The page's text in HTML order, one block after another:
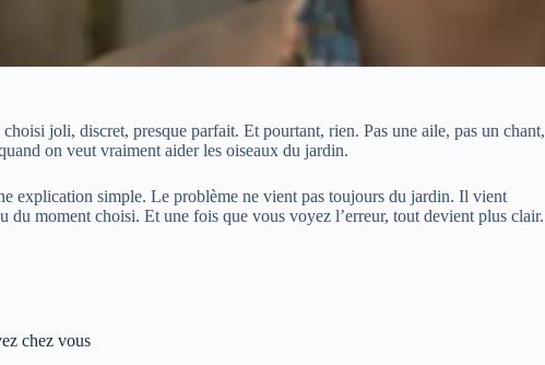
joli, discret, presque parfait. Et pourtant, rien. Pas une aile, pas un chant,
on veut vraiment aider les oiseaux du jardin.
explication simple. Le problème ne vient pas toujours du jardin. Il vient
du moment choisi. Et une fois que vous voyez l’erreur, tout devient plus clair.
chez vous